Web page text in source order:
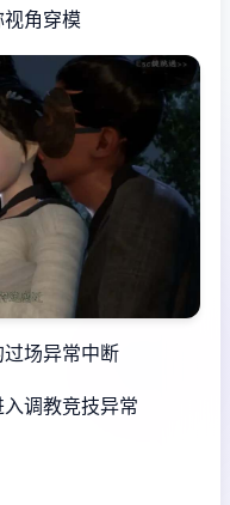
角穿模
场异常中断
调教竞技异常